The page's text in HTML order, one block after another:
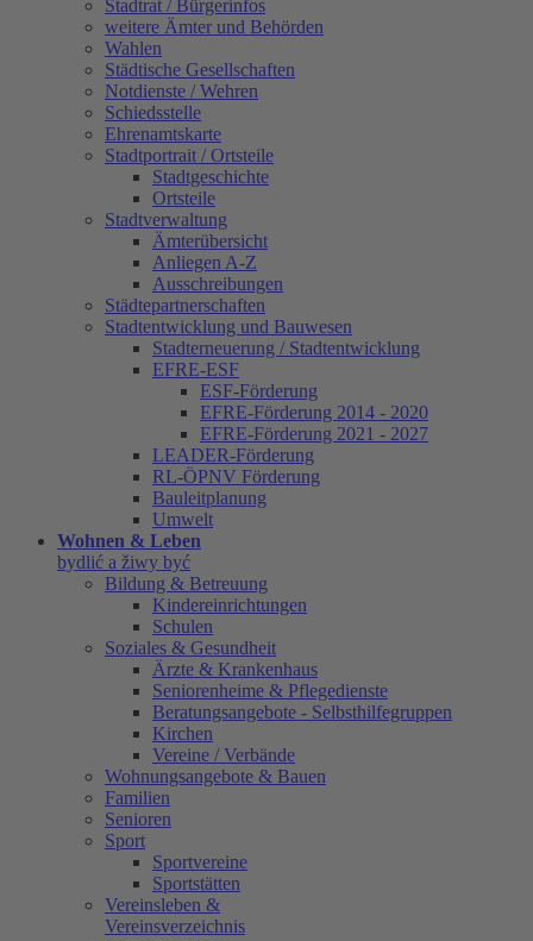
Stadtrat / Bürgerinfos
weitere Ämter und Behörden
Wahlen
Städtische Gesellschaften
Notdienste / Wehren
Schiedsstelle
Ehrenamtskarte
Stadtportrait / Ortsteile
Stadtgeschichte
Ortsteile
Stadtverwaltung
Ämterübersicht
Anliegen A-Z
Ausschreibungen
Städtepartnerschaften
Stadtentwicklung und Bauwesen
Stadterneuerung / Stadtentwicklung
EFRE-ESF
ESF-Förderung
EFRE-Förderung 2014 - 2020
EFRE-Förderung 2021 - 2027
LEADER-Förderung
RL-ÖPNV Förderung
Bauleitplanung
Umwelt
Wohnen & Leben
bydlić a žiwy być
Bildung & Betreuung
Kindereinrichtungen
Schulen
Soziales & Gesundheit
Ärzte & Krankenhaus
Seniorenheime & Pflegedienste
Beratungsangebote - Selbsthilfegruppen
Kirchen
Vereine / Verbände
Wohnungsangebote & Bauen
Familien
Senioren
Sport
Sportvereine
Sportstätten
Vereinsleben &
Vereinsverzeichnis